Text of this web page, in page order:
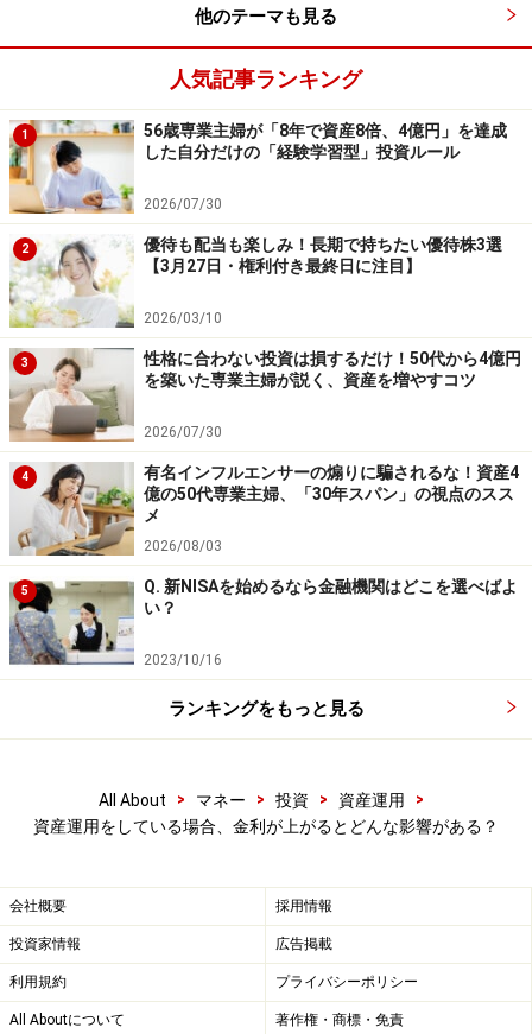
楽天市場で資産運用関連の書籍をチェック！
【編集部からのお知らせ】
・「家計」について、アンケート（2026/8/31まで）
中です！
※抽選で20名にAmazonギフト券1000円分プレゼント
※謝礼付きの限定アンケートやモニター企画に参加が可能に
なります
他のテーマも見る
人気記事ランキング
1
56歳専業主婦が「8年で資産8倍、4億円」を達成
した自分だけの「経験学習型」投資ルール
2026/07/30
2
優待も配当も楽しみ！長期で持ちたい優待株3選
【3月27日・権利付き最終日に注目】
2026/03/10
3
性格に合わない投資は損するだけ！50代から4億円
を築いた専業主婦が説く、資産を増やすコツ
2026/07/30
4
有名インフルエンサーの煽りに騙されるな！資産4
億の50代専業主婦、「30年スパン」の視点のスス
メ
2026/08/03
5
Q. 新NISAを始めるなら金融機関はどこを選べばよ
い？
2023/10/16
ランキングをもっと見る
All About > マネー > 投資 > 資産運用
>
資産運用をしている場合、金利が上がるとどんな影響がある？
会社概要 採用情報
投資家情報 広告掲載
利用規約 プライバシーポリシー
All Aboutについて 著作権・商標・免責